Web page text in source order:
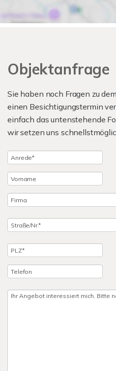
Objektanfrage
Sie haben noch Fragen zu
einen Besichtigungstermin
einfach das untenstehende
wir setzen uns